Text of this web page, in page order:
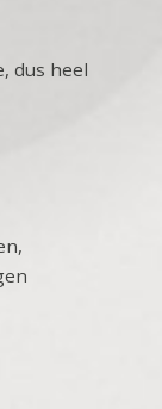
dus heel